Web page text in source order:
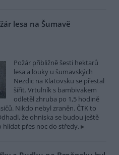
lesa na Šumavě
Požár přibližně šesti hektarů
lesa a louky u šumavských
Nezdic na Klatovsku se přestal
šířit. Vrtulník s bambivakem
odletěl zhruba po 1,5 hodině
Nikdo nebyl zraněn. ČTK to
že ohniska se budou ještě
přes noc do středy.